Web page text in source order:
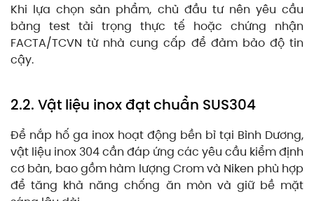
Khi lựa chọn sản phẩm, chủ đầu tư nên yêu cầu
bảng test tải trọng thực tế hoặc chứng nhận
FACTA/TCVN từ nhà cung cấp để đảm bảo độ tin
cậy.
2.2. Vật liệu inox đạt chuẩn SUS304
Để nắp hố ga inox hoạt động bền bỉ tại Bình Dương,
vật liệu inox 304 cần đáp ứng các yêu cầu kiểm định
cơ bản, bao gồm hàm lượng Crom và Niken phù hợp
để tăng khả năng chống ăn mòn và giữ bề mặt